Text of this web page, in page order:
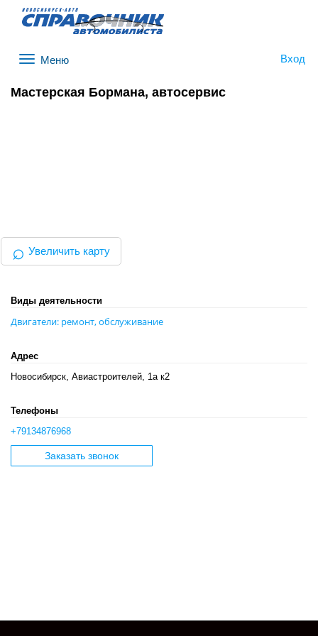
Вход
Мастерская Бормана, автосервис
⌕ Увеличить карту
Виды деятельности
Двигатели: ремонт, обслуживание
Адрес
Новосибирск, Авиастроителей, 1а к2
Телефоны
+79134876968
Заказать звонок